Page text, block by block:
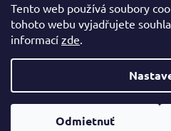
Tento web používá soubory
tohoto webu vyjadřujete
informací zde.
Odmietnuť
Vytvoril
Copyright 2026novexplus.sk